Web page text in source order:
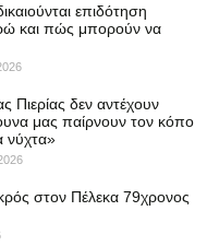
επιδότηση
και πώς μπορούν να
Πιερίας δεν αντέχουν
μας παίρνουν τον κόπο
νύχτα»
στον Πέλεκα 79χρονος